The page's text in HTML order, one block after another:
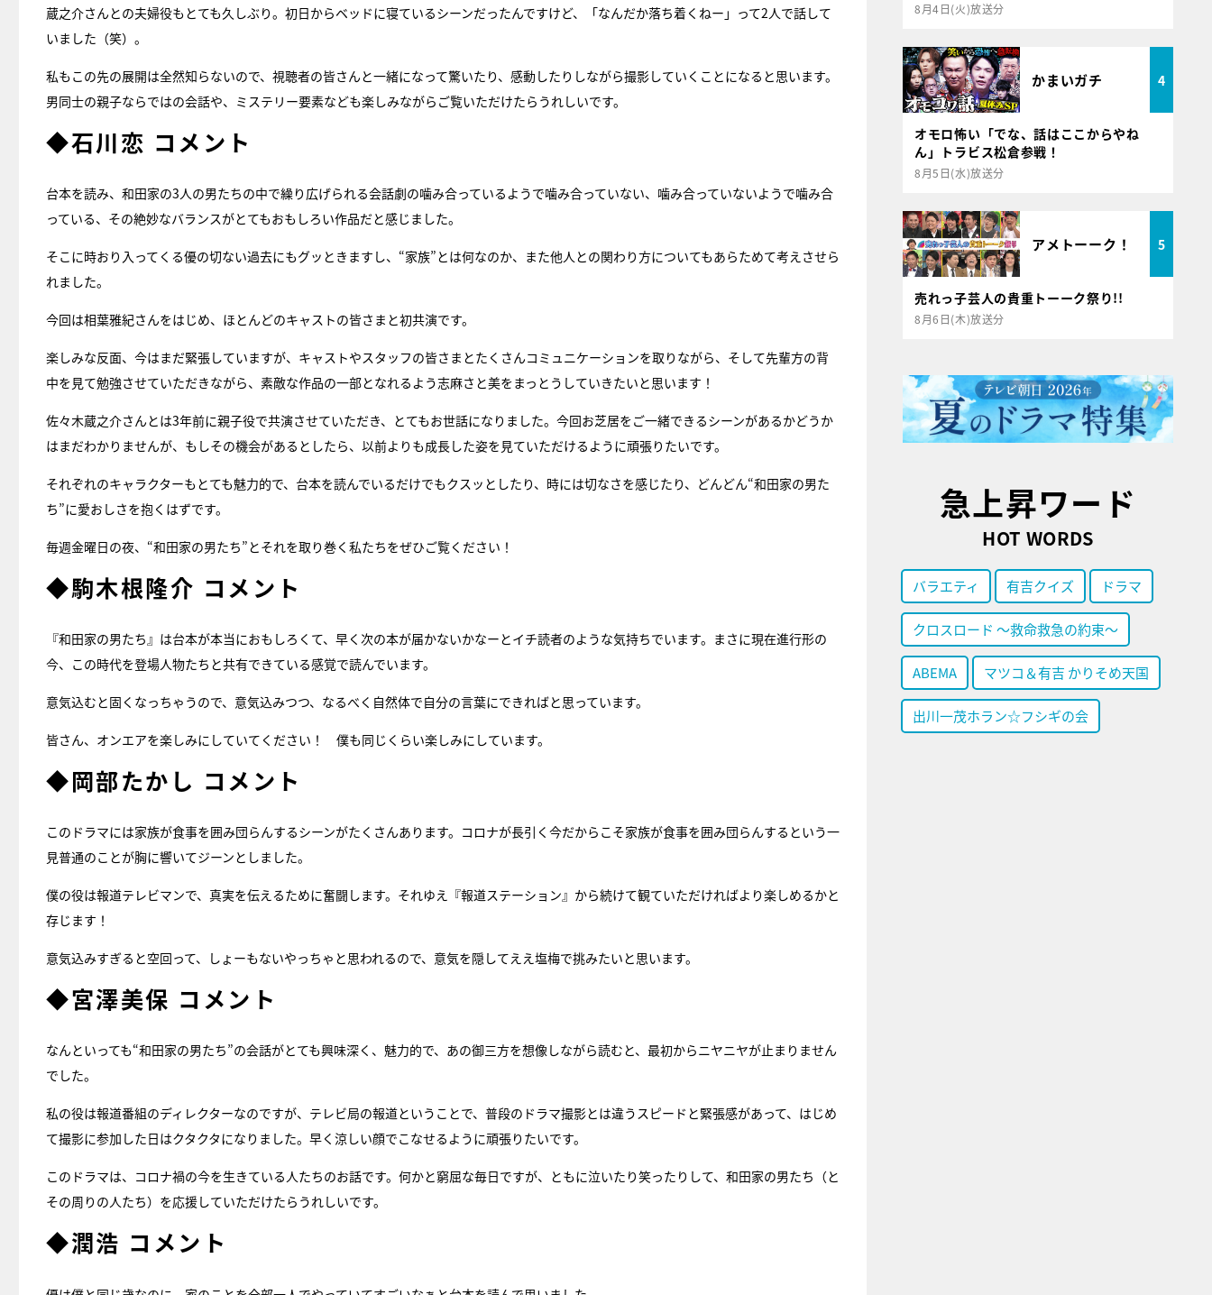
蔵之介さんとの夫婦役もとても久しぶり。初日からベッドに寝ているシーンだったんですけど、「なんだか落ち着くねー」って2人で話して
いました（笑）。
私もこの先の展開は全然知らないので、視聴者の皆さんと一緒になって驚いたり、感動したりしながら撮影していくことになると思います。
男同士の親子ならではの会話や、ミステリー要素なども楽しみながらご覧いただけたらうれしいです。
◆石川恋 コメント
台本を読み、和田家の3人の男たちの中で繰り広げられる会話劇の噛み合っているようで噛み合っていない、噛み合っていないようで噛み合
っている、その絶妙なバランスがとてもおもしろい作品だと感じました。
そこに時おり入ってくる優の切ない過去にもグッときますし、“家族”とは何なのか、また他人との関わり方についてもあらためて考えさせら
れました。
今回は相葉雅紀さんをはじめ、ほとんどのキャストの皆さまと初共演です。
楽しみな反面、今はまだ緊張していますが、キャストやスタッフの皆さまとたくさんコミュニケーションを取りながら、そして先輩方の背
中を見て勉強させていただきながら、素敵な作品の一部となれるよう志麻さと美をまっとうしていきたいと思います！
佐々木蔵之介さんとは3年前に親子役で共演させていただき、とてもお世話になりました。今回お芝居をご一緒できるシーンがあるかどうか
はまだわかりませんが、もしその機会があるとしたら、以前よりも成長した姿を見ていただけるように頑張りたいです。
それぞれのキャラクターもとても魅力的で、台本を読んでいるだけでもクスッとしたり、時には切なさを感じたり、どんどん“和田家の男た
ち”に愛おしさを抱くはずです。
毎週金曜日の夜、“和田家の男たち”とそれを取り巻く私たちをぜひご覧ください！
◆駒木根隆介 コメント
『和田家の男たち』は台本が本当におもしろくて、早く次の本が届かないかなーとイチ読者のような気持ちでいます。まさに現在進行形の
今、この時代を登場人物たちと共有できている感覚で読んでいます。
意気込むと固くなっちゃうので、意気込みつつ、なるべく自然体で自分の言葉にできればと思っています。
皆さん、オンエアを楽しみにしていてください！ 僕も同じくらい楽しみにしています。
◆岡部たかし コメント
このドラマには家族が食事を囲み団らんするシーンがたくさんあります。コロナが長引く今だからこそ家族が食事を囲み団らんするという一
見普通のことが胸に響いてジーンとしました。
僕の役は報道テレビマンで、真実を伝えるために奮闘します。それゆえ『報道ステーション』から続けて観ていただければより楽しめるかと
存じます！
意気込みすぎると空回って、しょーもないやっちゃと思われるので、意気を隠してええ塩梅で挑みたいと思います。
◆宮澤美保 コメント
なんといっても“和田家の男たち”の会話がとても興味深く、魅力的で、あの御三方を想像しながら読むと、最初からニヤニヤが止まりません
でした。
私の役は報道番組のディレクターなのですが、テレビ局の報道ということで、普段のドラマ撮影とは違うスピードと緊張感があって、はじめ
て撮影に参加した日はクタクタになりました。早く涼しい顔でこなせるように頑張りたいです。
このドラマは、コロナ禍の今を生きている人たちのお話です。何かと窮屈な毎日ですが、ともに泣いたり笑ったりして、和田家の男たち（と
その周りの人たち）を応援していただけたらうれしいです。
◆潤浩 コメント
8月4日(火)放送分
かまいガチ 4
オモロ怖い「でな、話はここからやね
ん」トラビス松倉参戦！
8月5日(水)放送分
アメトーーク！ 5
売れっ子芸人の貴重トーーク祭り!!
8月6日(木)放送分
急上昇ワード
HOT WORDS
バラエティ 有吉クイズ ドラマ
クロスロード ～救命救急の約束～
ABEMA マツコ＆有吉 かりそめ天国
出川一茂ホラン☆フシギの会